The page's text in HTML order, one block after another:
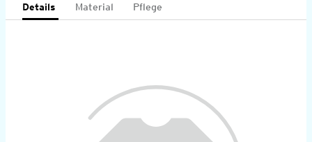
Details Material Pflege